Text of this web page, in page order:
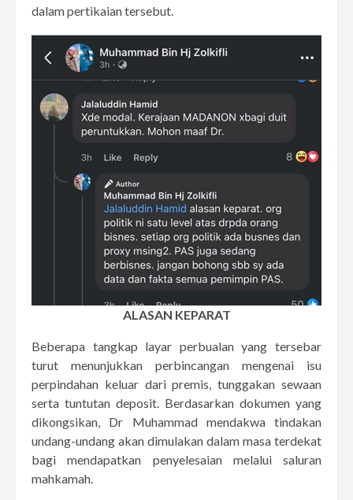
dalam pertikaian tersebut.
ALASAN KEPARAT
Beberapa tangkap layar perbualan yang tersebar
turut menunjukkan perbincangan mengenai isu
perpindahan keluar dari premis, tunggakan sewaan
serta tuntutan deposit. Berdasarkan dokumen yang
dikongsikan, Dr Muhammad mendakwa tindakan
undang-undang akan dimulakan dalam masa terdekat
bagi mendapatkan penyelesaian melalui saluran
mahkamah.